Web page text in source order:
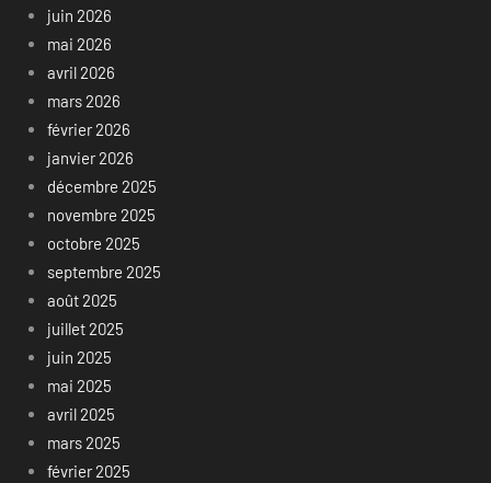
juin 2026
mai 2026
avril 2026
mars 2026
février 2026
janvier 2026
décembre 2025
novembre 2025
octobre 2025
septembre 2025
août 2025
juillet 2025
juin 2025
mai 2025
avril 2025
mars 2025
février 2025